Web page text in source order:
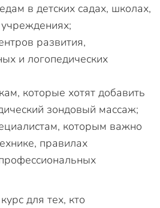
в детских садах, школах,
развития,
и логопедических
которые хотят добавить
зондовый массаж;
которым важно
правилах
для тех, кто